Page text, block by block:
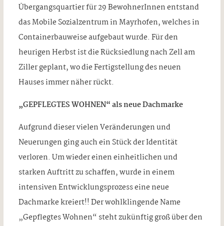
Übergangsquartier für 29 BewohnerInnen entstand
das Mobile Sozialzentrum in Mayrhofen, welches in
Containerbauweise aufgebaut wurde. Für den
heurigen Herbst ist die Rücksiedlung nach Zell am
Ziller geplant, wo die Fertigstellung des neuen
Hauses immer näher rückt.
„GEPFLEGTES WOHNEN“ als neue Dachmarke
Aufgrund dieser vielen Veränderungen und
Neuerungen ging auch ein Stück der Identität
verloren. Um wieder einen einheitlichen und
starken Auftritt zu schaffen, wurde in einem
intensiven Entwicklungsprozess eine neue
Dachmarke kreiert!! Der wohlklingende Name
„Gepflegtes Wohnen“ steht zukünftig groß über den